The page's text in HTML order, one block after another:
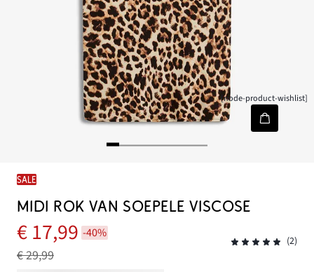
[node-product-wishlist]
SALE
MIDI ROK VAN SOEPELE VISCOSE
€ 17,99 -40%
€ 29,99
(2)